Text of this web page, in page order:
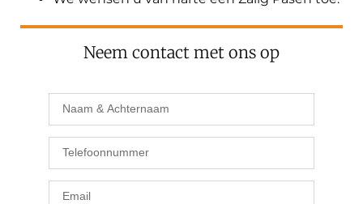
Neem contact met ons op